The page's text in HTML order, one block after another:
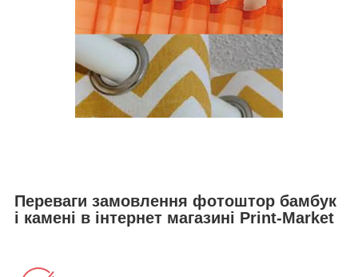
Переваги замовлення фотоштор бамбук
і камені в інтернет магазині Print-Market